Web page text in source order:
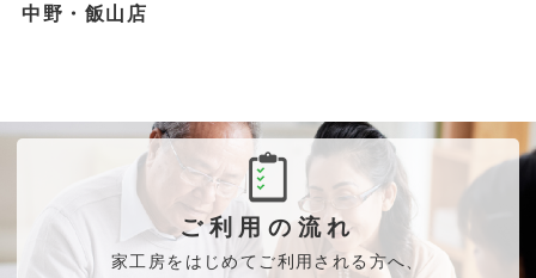
中野・飯山店
ご利用の流れ
家工房をはじめてご利用される方へ、